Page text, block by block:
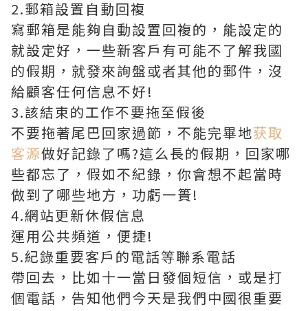
2.郵箱設置自動回複
寫郵箱是能夠自動設置回複的，能設定的
就設定好，一些新客戶有可能不了解我國
的假期，就發來詢盤或者其他的郵件，沒
給顧客任何信息不好!
3.該結束的工作不要拖至假後
不要拖著尾巴回家過節，不能完畢地获取
客源做好記錄了嗎?這么長的假期，回家哪
些都忘了，假如不紀錄，你會想不起當時
做到了哪些地方，功虧一簣!
4.網站更新休假信息
運用公共頻道，便捷!
5.紀錄重要客戶的電話等聯系電話
帶回去，比如十一當日發個短信，或是打
個電話，告知他們今天是我們中國很重要